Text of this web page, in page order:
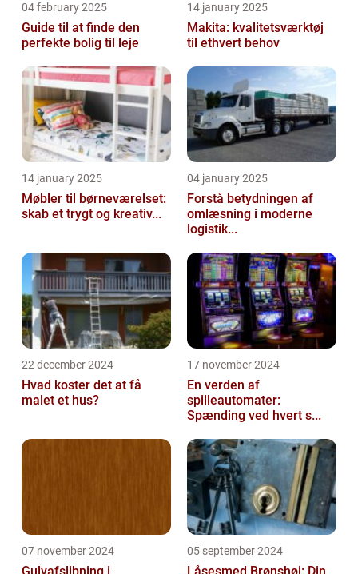
04 february 2025
Guide til at finde den
perfekte bolig til leje
14 january 2025
Makita: kvalitetsværktøj
til ethvert behov
14 january 2025
Møbler til børneværelset:
skab et trygt og kreativ...
04 january 2025
Forstå betydningen af
omlæsning i moderne
logistik...
22 december 2024
Hvad koster det at få
malet et hus?
17 november 2024
En verden af
spilleautomater:
Spænding ved hvert s...
07 november 2024 05 september 2024